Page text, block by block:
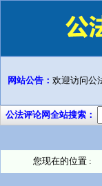
网站公告： 欢迎访问公
公法评论网全站搜索：
您现在的位置 :